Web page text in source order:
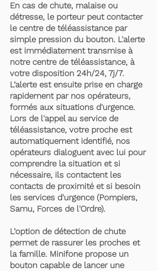
En cas de chute, malaise ou
détresse, le porteur peut contacter
le centre de téléassistance par
simple pression du bouton. L'alerte
est immédiatement transmise à
notre centre de téléassistance, à
votre disposition 24h/24, 7j/7.
L’alerte est ensuite prise en charge
rapidement par nos opérateurs,
formés aux situations d'urgence.
Lors de l'appel au service de
téléassistance, votre proche est
automatiquement identifié, nos
opérateurs dialoguent avec lui pour
comprendre la situation et si
nécessaire, ils contactent les
contacts de proximité et si besoin
les services d'urgence (Pompiers,
Samu, Forces de l'Ordre).
L’option de détection de chute
permet de rassurer les proches et
la famille. Minifone propose un
bouton capable de lancer une